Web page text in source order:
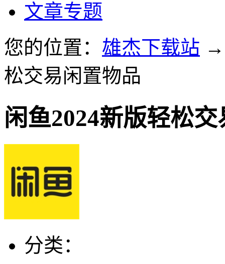
文章专题
您的位置： 雄杰下载站
松交易闲置物品
闲鱼2024新版轻松
分类：